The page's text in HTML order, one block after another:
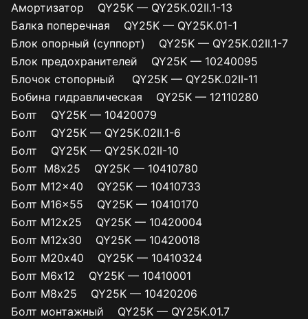
Амортизатор QY25K — QY25K.02II.1-13
Балка поперечная QY25K — QY25K.01-1
Блок опорный (суппорт) QY25K — QY25K.02II.1-7
Блок предохранителей QY25K — 10240095
Блочок стопорный QY25K — QY25K.02II-11
Бобина гидравлическая QY25K — 12110280
Болт QY25K — 10420079
Болт QY25K — QY25K.02II.1-6
Болт QY25K — QY25K.02II-10
Болт М8х25 QY25K — 10410780
Болт M12x40 QY25K — 10410733
Болт M16x55 QY25K — 10410170
Болт М12х25 QY25K — 10420004
Болт М12х30 QY25K — 10420018
Болт М20х40 QY25K — 10410324
Болт М6х12 QY25K — 10410001
Болт М8х25 QY25K — 10420206
Болт монтажный QY25K — QY25K.01.7